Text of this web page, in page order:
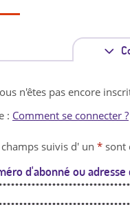
n'êtes pas encore
: Comment se connecter ?
champs suivis d' un * sont
d'abonné ou